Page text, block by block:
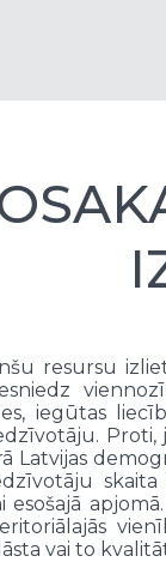
resursu
iegūtas
Proti,
Latvijas
esošajā
vai to